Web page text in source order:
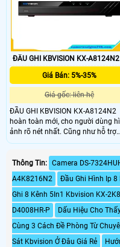
ĐẦU GHI KBVISION KX-A8124N2
Giá Bán: 5%-35%
Giá gốc: liên hệ
ĐẦU GHI KBVISION KX-A8124N2
hoàn toàn mới, cho người dùng
ảnh rõ nét nhất. Cũng như hỗ trợ
nhiều tính năng thông minh nhất
Thông Tin: Camera DS-
A4K8216N2
Đầu Ghi Hình Ip 8
Ghi 8 Kênh 5In1 Kbvision KX-
D4008HR-P
Dấu Hiệu Cho
Cùng 3 Cách Đề Phòng Từ
Sát Kbvision Ở Đâu Giá Rẻ